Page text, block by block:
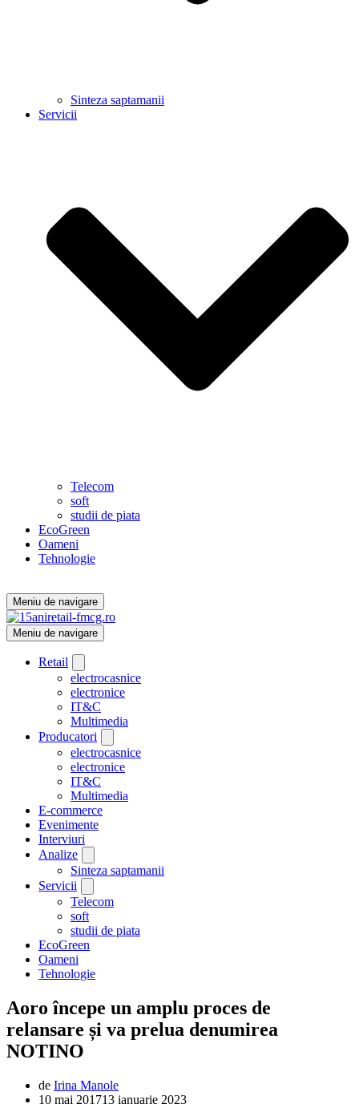
Sinteza saptamanii
Servicii
Telecom
soft
studii de piata
EcoGreen
Oameni
Tehnologie
Meniu de navigare
Meniu de navigare
Retail
electrocasnice
electronice
IT&C
Multimedia
Producatori
electrocasnice
electronice
IT&C
Multimedia
E-commerce
Evenimente
Interviuri
Analize
Sinteza saptamanii
Servicii
Telecom
soft
studii de piata
EcoGreen
Oameni
Tehnologie
Aoro începe un amplu proces de
relansare și va prelua denumirea
NOTINO
de Irina Manole
10 mai 201713 ianuarie 2023